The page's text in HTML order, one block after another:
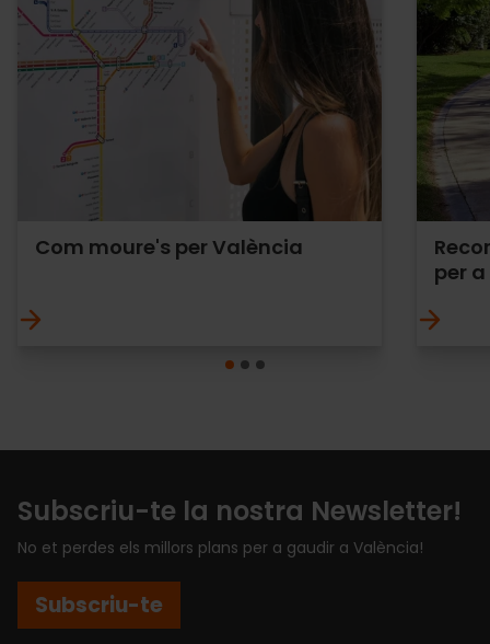
Com moure's per València
per
Subscriu-te la nostra Newsletter!
No et perdes els millors plans per a gaudir a València!
Subscriu-te